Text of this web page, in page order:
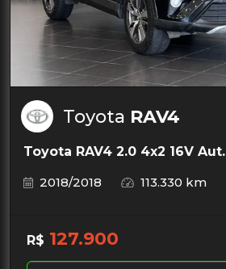
Toyota RAV4
Toyota RAV4 2.0 4x2 16V Aut.
2018/2018
113.330 km
R$ 127.900